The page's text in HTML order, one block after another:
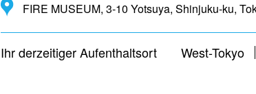
FIRE MUSEUM, 3-10 Yotsuya, Shinjuku-ku,
Ihr derzeitiger Aufenthaltsort West-Tokyo